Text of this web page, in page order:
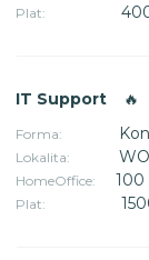
Plat:
IT Support 🔥
Forma:
Lokalita:
HomeOffice: 100
Plat: